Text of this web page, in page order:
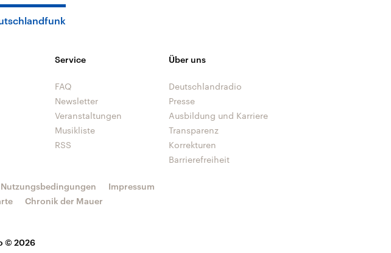
Service
FAQ
Newsletter
Veranstaltungen
Musikliste
RSS
Über uns
Deutschlandradio
Presse
Ausbildung und Karriere
Transparenz
Korrekturen
Barrierefreiheit
© 2026
Nutzungsbedingungen
Impressum
Chronik der Mauer